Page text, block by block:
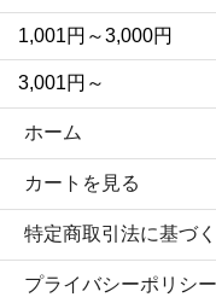
1,001円～3,000円
3,001円～
ホーム
カートを見る
特定商取引法に基づ
プライバシーポリシー